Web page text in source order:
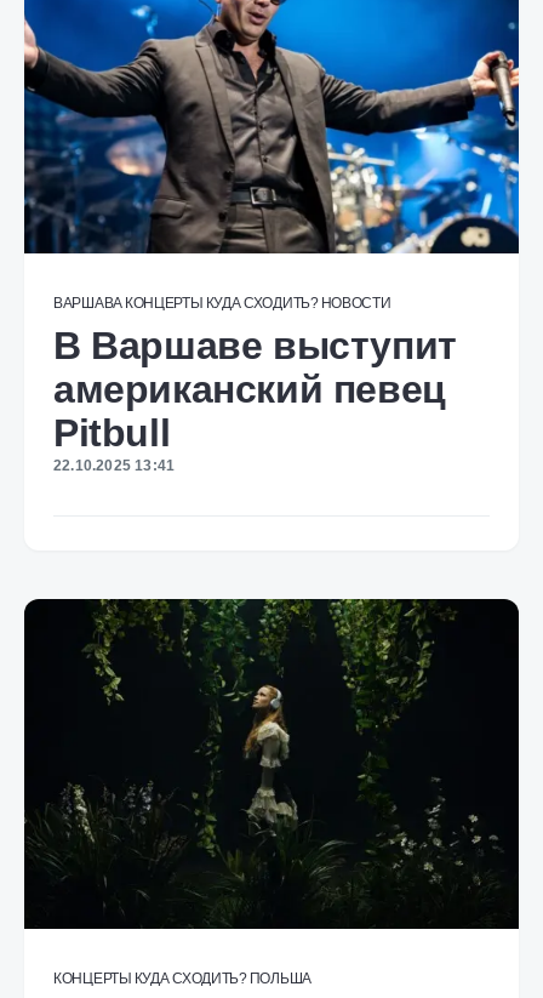
ВАРШАВА КОНЦЕРТЫ КУДА СХОДИТЬ? НОВОСТИ
В Варшаве выступит
американский певец
Pitbull
22.10.2025 13:41
КОНЦЕРТЫ КУДА СХОДИТЬ? ПОЛЬША